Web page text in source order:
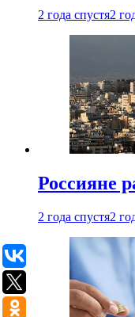
2 года спустя2
Россияне
2 года спустя2